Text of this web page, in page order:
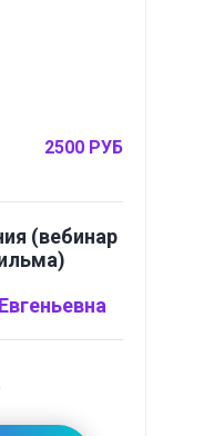
2500 РУБ
(вебинар